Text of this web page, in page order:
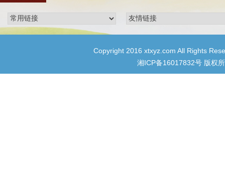
Copyright 2016 xtxyz.com All Rights
湘ICP备16017832号 版权